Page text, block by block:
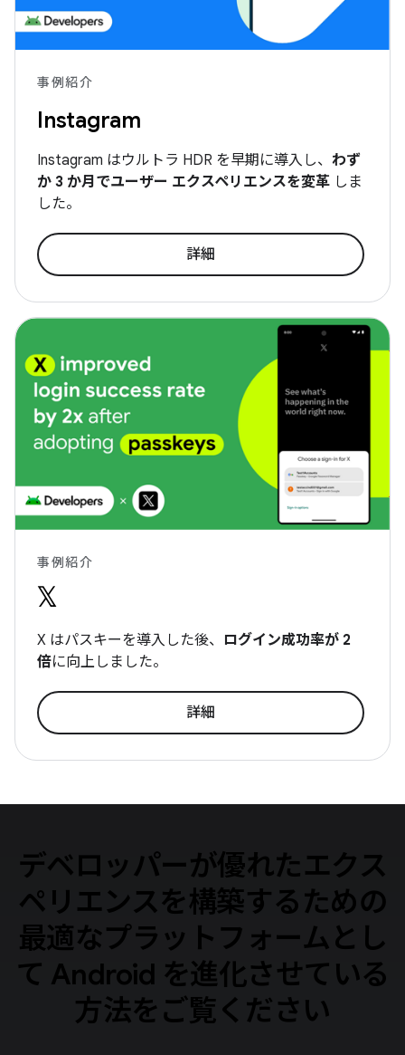
事例紹介
Instagram
Instagram はウルトラ HDR を早期に導入し、 わず
か 3 か月でユーザー エクスペリエンスを変革 しま
した。
詳細
事例紹介
X はパスキーを導入した後、 ログイン成功率が 2
倍に向上しました。
詳細
デベロッパーが優れたエクス
ペリエンスを構築するための
最適なプラットフォームとし
て Android を進化させている
方法をご覧ください